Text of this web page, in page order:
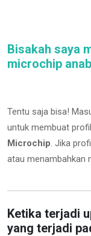
Bisakah saya
microchip
Tentu saja bisa!
untuk membuat
Microchip. Jika
atau menambahkan
Ketika terjadi
yang terjadi